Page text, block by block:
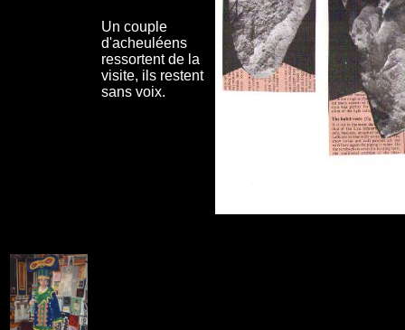
Un couple
d'acheuléens
ressortent de la
visite, ils restent
sans voix.